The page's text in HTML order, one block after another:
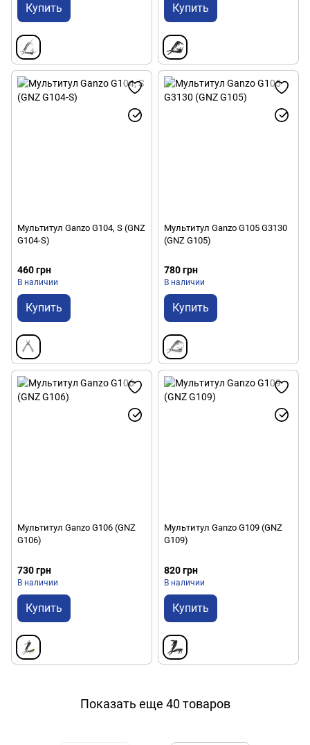
Купить Купить
Мультитул Ganzo G104, S (GNZ
G104-S)
460 грн
В наличии
Купить
Мультитул Ganzo G105 G3130
(GNZ G105)
780 грн
В наличии
Купить
Мультитул Ganzo G106 (GNZ
G106)
730 грн
В наличии
Купить
Мультитул Ganzo G109 (GNZ
G109)
820 грн
В наличии
Купить
Показать еще 40 товаров